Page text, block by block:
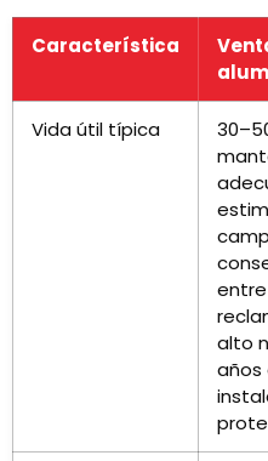
Característica
Vida útil típica
entre
alto
años